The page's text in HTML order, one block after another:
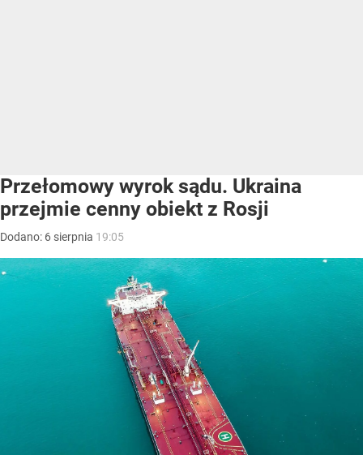
Przełomowy wyrok sądu. Ukraina
przejmie cenny obiekt z Rosji
Dodano: 6 sierpnia 19:05